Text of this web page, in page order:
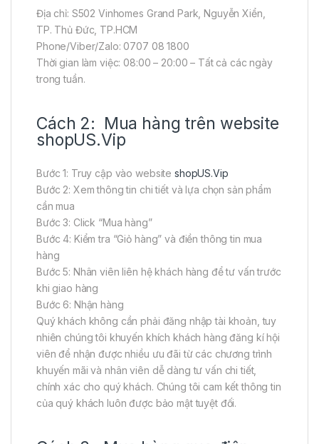
Địa chỉ: S502 Vinhomes Grand Park, Nguyễn Xiển,
TP. Thủ Đức, TP.HCM
Phone/Viber/Zalo: 0707 08 1800
Thời gian làm việc: 08:00 – 20:00 – Tất cả các ngày
trong tuần.
Cách 2: Mua hàng trên website
shopUS.Vip
Bước 1: Truy cập vào website shopUS.Vip
Bước 2: Xem thông tin chi tiết và lựa chọn sản phẩm
cần mua
Bước 3: Click “Mua hàng”
Bước 4: Kiểm tra “Giỏ hàng” và điền thông tin mua
hàng
Bước 5: Nhân viên liên hệ khách hàng để tư vấn trước
khi giao hàng
Bước 6: Nhận hàng
Quý khách không cần phải đăng nhập tài khoản, tuy
nhiên chúng tôi khuyến khích khách hàng đăng kí hội
viên để nhận được nhiều ưu đãi từ các chương trình
khuyến mãi và nhân viên dễ dàng tư vấn chi tiết,
chính xác cho quý khách. Chúng tôi cam kết thông tin
của quý khách luôn được bảo mật tuyệt đối.